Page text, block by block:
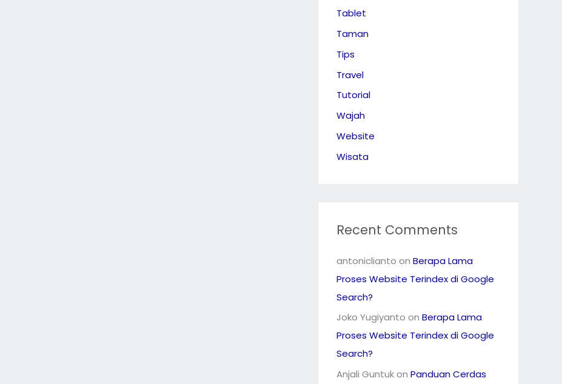
Tablet
Taman
Tips
Travel
Tutorial
Wajah
Website
Wisata
Recent Comments
antoniclianto on Berapa Lama
Proses Website Terindex di Google
Search?
Joko Yugiyanto on Berapa Lama
Proses Website Terindex di Google
Search?
Anjali Guntukon Panduan Cerdas